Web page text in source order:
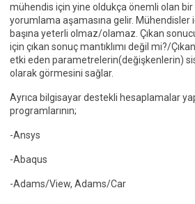
mühendis için yine oldukça önemli olan
yorumlama aşamasına gelir. Mühendisler
başına yeterli olmaz/olamaz. Çıkan
için çıkan sonuç mantıklımı değil mi?/
etki eden parametrelerin(değişkenlerin)
olarak görmesini sağlar.
Ayrıca bilgisayar destekli hesaplamalar
programlarının;
-Ansys
-Abaqus
-Adams/View, Adams/Car